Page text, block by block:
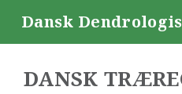
Dansk
DANSK